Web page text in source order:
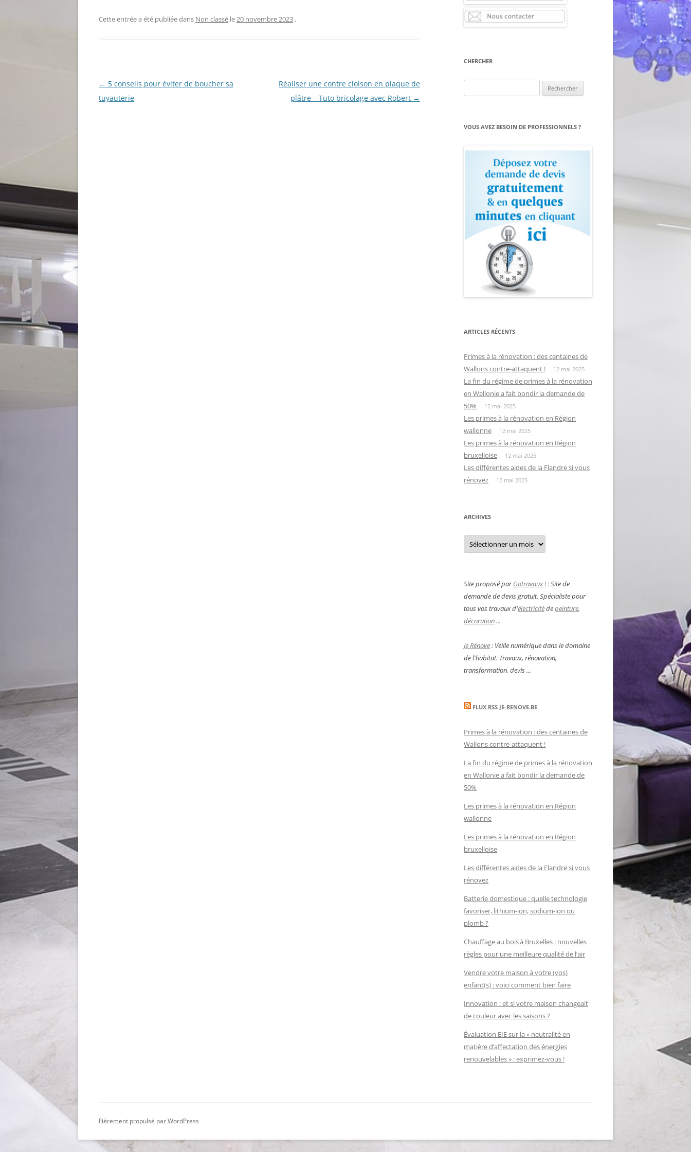
Cette entrée a été publiée dans Non classé le20 novembre 2023 .
Navigation
des
← 5 conseils pour éviter de boucher sa
tuyauterie
Réaliser une contre cloison en plaque de
plâtre – Tuto bricolage avec Robert →
CHERCHER
VOUS AVEZ BESOIN DE PROFESSIONNELS ?
ARTICLES RÉCENTS
Primes à la rénovation : des centaines de
Wallons contre-attaquent !
12 mai 2025
La fin du régime de primes à la rénovation
en Wallonie a fait bondir la demande de
50%
12 mai 2025
Les primes à la rénovation en Région
wallonne
12 mai 2025
Les primes à la rénovation en Région
bruxelloise
12 mai 2025
Les différentes aides de la Flandre si vous
rénovez
12 mai 2025
ARCHIVES
Archives
Site proposé parGotravaux !: Site de
demande de devis gratuit. Spécialiste pour
tous vos travaux d'électricitédepeinture,
décoration...
Je Rénove: Veille numérique dans le domaine
de l'habitat. Travaux, rénovation,
transformation, devis ...
FLUX RSS JE-RENOVE.BE
Primes à la rénovation : des centaines de
Wallons contre-attaquent !
La fin du régime de primes à la rénovation
en Wallonie a fait bondir la demande de
50%
Les primes à la rénovation en Région
wallonne
Les primes à la rénovation en Région
bruxelloise
Les différentes aides de la Flandre si vous
rénovez
Batterie domestique : quelle technologie
favoriser, lithium-ion, sodium-ion ou
plomb ?
Chauffage au bois à Bruxelles : nouvelles
règles pour une meilleure qualité de l’air
Vendre votre maison à votre (vos)
enfant(s) : voici comment bien faire
Innovation : et si votre maison changeait
de couleur avec les saisons ?
Évaluation EIE sur la « neutralité en
matière d’affectation des énergies
renouvelables » : exprimez-vous !
Fièrement propulsé par WordPress